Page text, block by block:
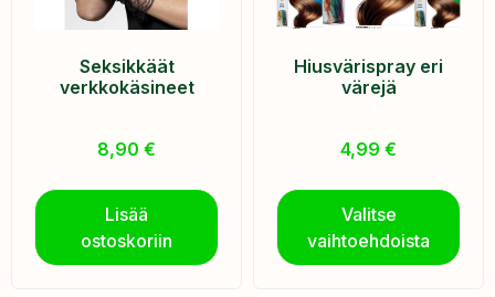
Seksikkäät
verkkokäsineet
8,90 €
Lisää
ostoskoriin
Hiusvärispray eri
värejä
4,99 €
Valitse
vaihtoehdoista